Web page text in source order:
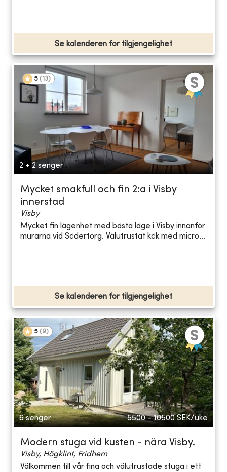
Se kalenderen for tilgjengelighet
5 (13)
2 + 2 senger
Mycket smakfull och fin 2:a i Visby
innerstad
Visby
Mycket fin lägenhet med bästa läge i Visby innanför
murarna vid Södertorg. Välutrustat kök med micro...
Se kalenderen for tilgjengelighet
5 (9)
6 senger 5500 - 10500 SEK/uke
Modern stuga vid kusten - nära Visby.
Visby, Högklint, Fridhem
Välkommen till vår fina och välutrustade stuga i ett